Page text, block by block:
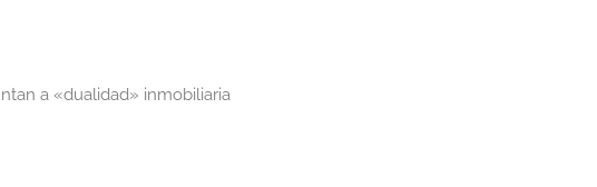
a «dualidad» inmobiliaria